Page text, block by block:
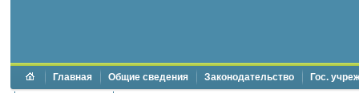
Главная Общие сведения Законодательство Гос.